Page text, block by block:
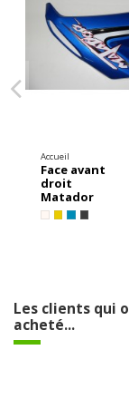
Accueil
Face avant
droit
Matador
Les clients qui
acheté...